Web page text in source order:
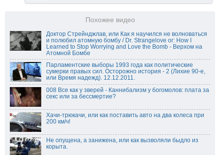
Похожее видео
Доктор Стрейнджлав, или Как я научился не волноваться
и полюбил атомную бомбу / Dr. Strangelove or: How I
Learned to Stop Worrying and Love the Bomb - Верхом на
Атомной Бомбе
Парламентские выборы 1993 года как политические
сумерки правых сил. Осторожно история - 2 (Лихие 90-е,
или Время надежд). 12.12.2011.
008 Все как у зверей - Каннибализм у богомолов: плата за
секс или за бессмертие?
Хачи-трюкачи, или как поставить авто на два колеса при
200 км/ч!
Не опущена, а занижена, или как вызволяли быдло из
корыта.